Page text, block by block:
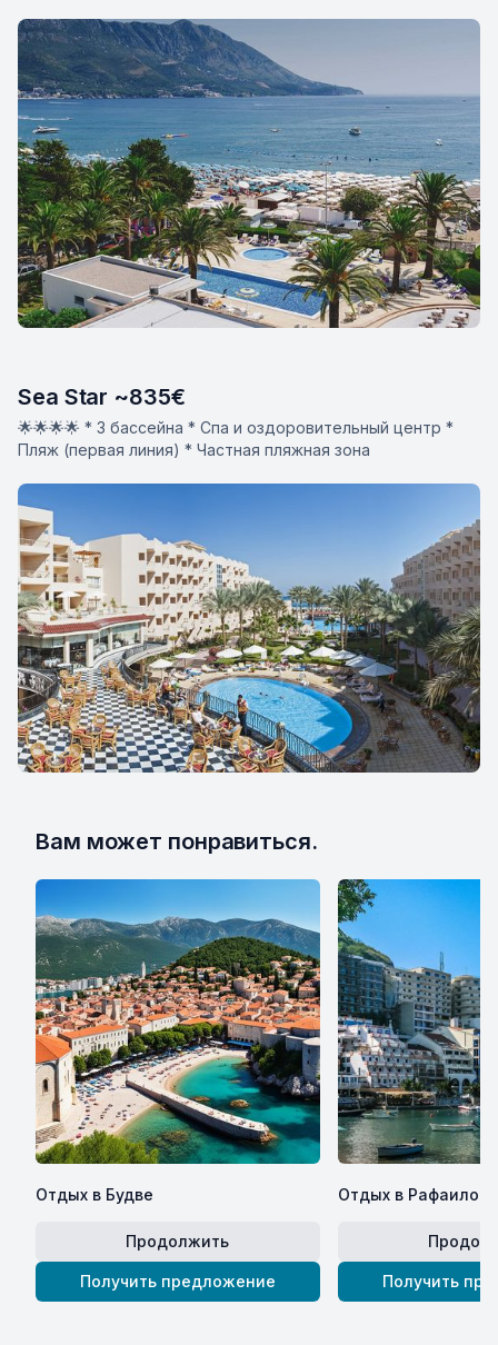
Sea Star ~835€
🌟🌟🌟🌟 * 3 бассейна * Спа и оздоровительный центр *
Пляж (первая линия) * Частная пляжная зона
Вам может понравиться.
Отдых в Будве
Продолжить
Получить предложение
Отдых в
Получить